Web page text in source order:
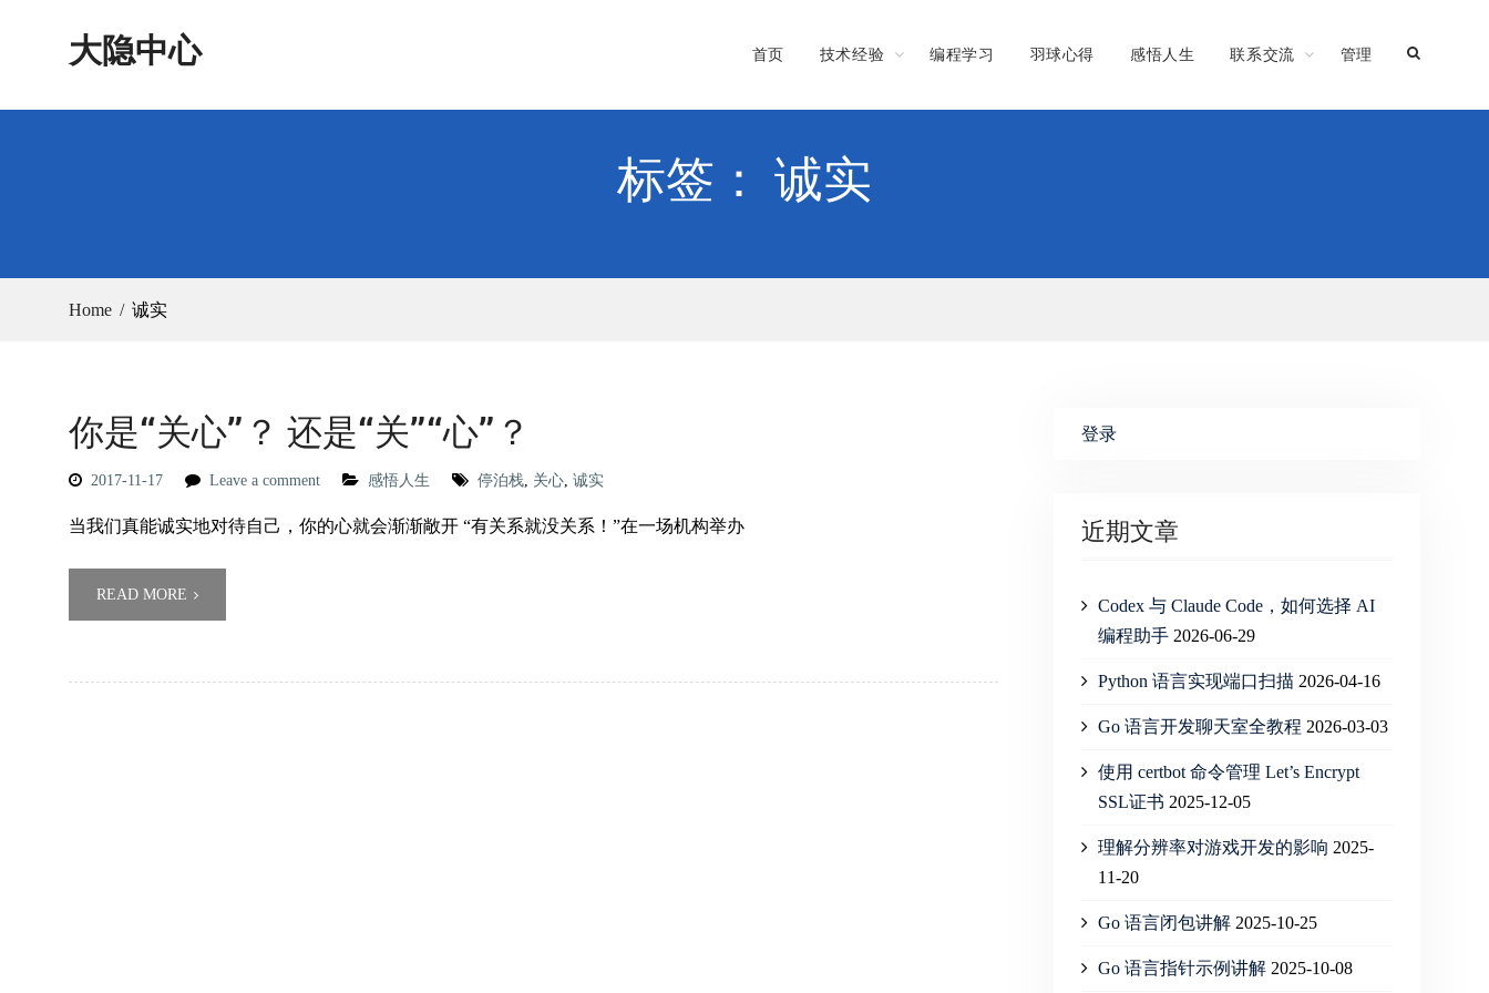
大隐中心 首页 技术经验 编程学习 羽球心得 感悟人生 联系交流 管理
标签： 诚实
Home 诚实
你是“关心”？ 还是“关”“心”？
2017-11-17 Leave a comment 感悟人生 停泊栈, 关心, 诚实
当我们真能诚实地对待自己，你的心就会渐渐敞开 “有关系就没关系！”在一场机构举办
READ MORE
登录
近期文章
Codex 与 Claude Code，如何选择 AI
编程助手 2026-06-29
Python 语言实现端口扫描 2026-04-16
Go 语言开发聊天室全教程 2026-03-03
使用 certbot 命令管理 Let’s Encrypt
SSL证书 2025-12-05
理解分辨率对游戏开发的影响 2025-
11-20
Go 语言闭包讲解 2025-10-25
Go 语言指针示例讲解 2025-10-08